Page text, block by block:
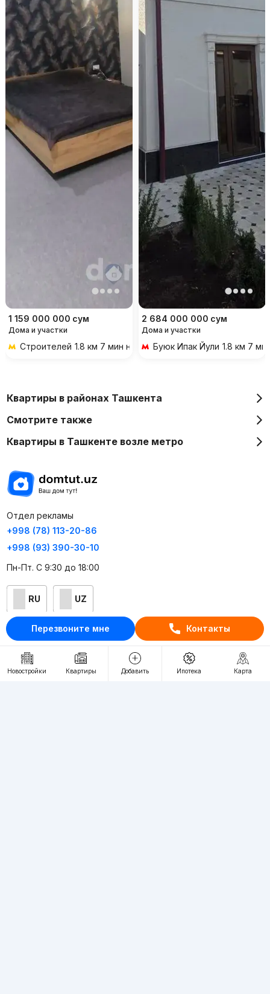
Перезвоните мне Контакты
1 159 000 000 сум
Дома и участки
Строителей 1.8 км 7 мин на транспорте
2 684 000 000 сум
Дома и участки
Буюк Ипак Йули 1.8 км 7
Новостройки Квартиры Добавить Ипотека Карта
Квартиры в районах Ташкента
Смотрите также
Квартиры в Ташкенте возле метро
Отдел рекламы
+998 (78) 113-20-86
+998 (93) 390-30-10
Пн-Пт. С 9:30 до 18:00
RU UZ
Контакты
О проекте
Проект компании Webnow ©